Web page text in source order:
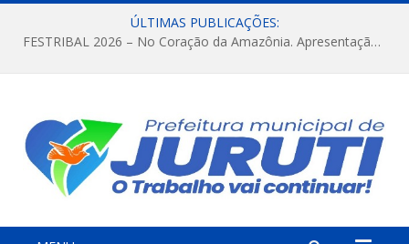
ÚLTIMAS PUBLICAÇÕES:
FESTRIBAL 2026 – No Coração da Amazônia. Apresentação da Munduruku.